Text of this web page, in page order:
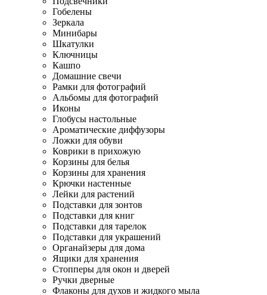
Гобелены
Зеркала
Минибары
Шкатулки
Ключницы
Кашпо
Домашние свечи
Рамки для фотографий
Альбомы для фотографий
Иконы
Глобусы настольные
Ароматические диффузоры
Ложки для обуви
Коврики в прихожую
Корзины для белья
Корзины для хранения
Крючки настенные
Лейки для растений
Подставки для зонтов
Подставки для книг
Подставки для тарелок
Подставки для украшений
Органайзеры для дома
Ящики для хранения
Стопперы для окон и дверей
Ручки дверные
Флаконы для духов и жидкого мыла